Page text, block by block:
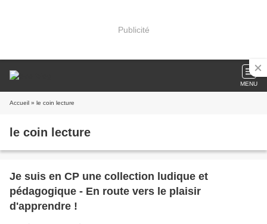
Publicité
MENU
Accueil » le coin lecture
le coin lecture
Je suis en CP une collection ludique et
pédagogique - En route vers le plaisir
d'apprendre !